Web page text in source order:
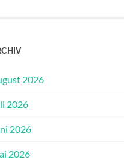
2026
2026
2026
2026